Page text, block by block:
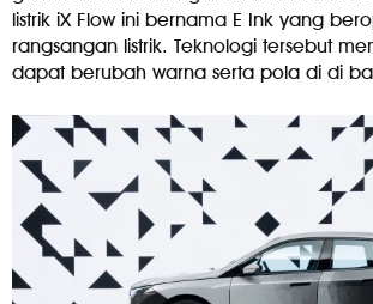
listrik iX Flow ini bernama E Ink yang
rangsangan listrik. Teknologi tersebut
dapat berubah warna serta pola di di